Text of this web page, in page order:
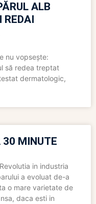
ALB
REDAI
nu vopsește:
să redea treptat
dermatologic,
30 MINUTE
in industria
a evoluat de-a
o mare varietate de
daca esti in